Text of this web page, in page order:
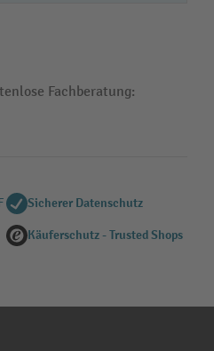
Fachberatung:
Sicherer Datenschutz
Käuferschutz - Trusted Shops